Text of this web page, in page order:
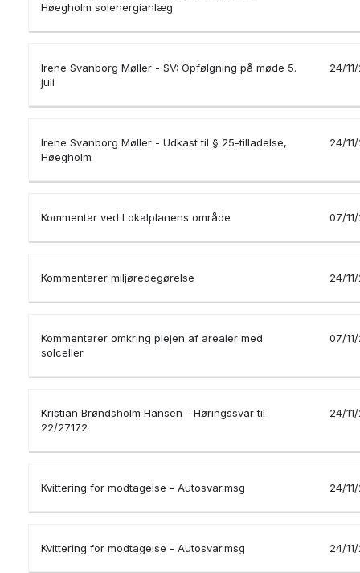
Høegholm solenergianlæg
Irene Svanborg Møller - SV: Opfølgning på møde 5.
juli
24/
Irene Svanborg Møller - Udkast til § 25-tilladelse,
Høegholm
24/
Kommentar ved Lokalplanens område 07/
Kommentarer miljøredegørelse 24/
Kommentarer omkring plejen af arealer med
solceller
07/
Kristian Brøndsholm Hansen - Høringssvar til
22/27172
24/
Kvittering for modtagelse - Autosvar.msg 24/
Kvittering for modtagelse - Autosvar.msg 24/